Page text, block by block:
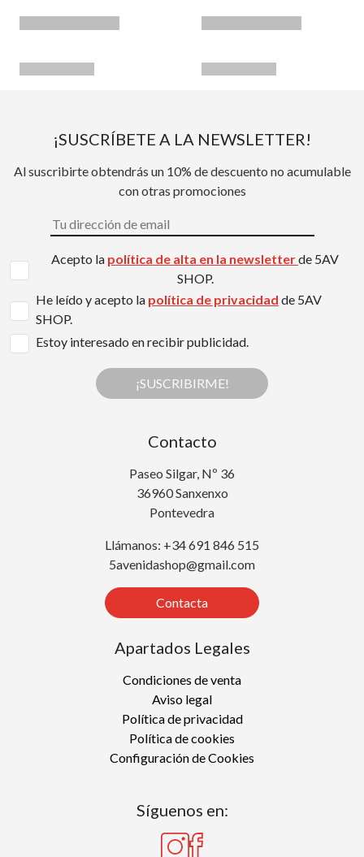
¡SUSCRÍBETE A LA NEWSLETTER!
Al suscribirte obtendrás un 10% de descuento no acumulable
con otras promociones
Acepto la política de alta en la newsletterde 5AV
SHOP.
He leído y acepto la política de privacidad de 5AV
SHOP.
Estoy interesado en recibir publicidad.
¡SUSCRIBIRME!
Contacto
Paseo Silgar, Nº 36
36960 Sanxenxo
Pontevedra
Llámanos: +34 691 846 515
5avenidashop@gmail.com
Contacta
Apartados Legales
Condiciones de venta
Aviso legal
Política de privacidad
Política de cookies
Configuración de Cookies
Síguenos en: